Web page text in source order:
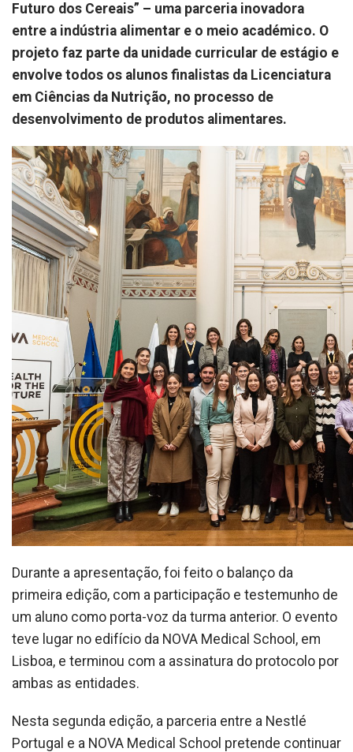
Futuro dos Cereais” – uma parceria inovadora
entre a indústria alimentar e o meio académico. O
projeto faz parte da unidade curricular de estágio e
envolve todos os alunos finalistas da Licenciatura
em Ciências da Nutrição, no processo de
desenvolvimento de produtos alimentares.
Durante a apresentação, foi feito o balanço da
primeira edição, com a participação e testemunho de
um aluno como porta-voz da turma anterior. O evento
teve lugar no edifício da NOVA Medical School, em
Lisboa, e terminou com a assinatura do protocolo por
ambas as entidades.
Nesta segunda edição, a parceria entre a Nestlé
Portugal e a NOVA Medical School pretende continuar